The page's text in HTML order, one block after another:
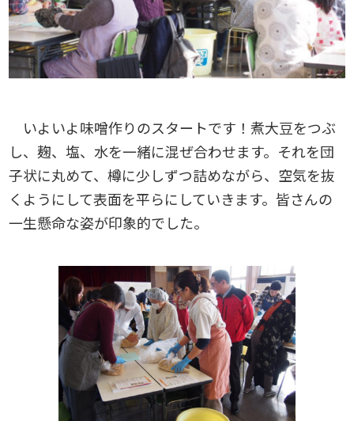
いよいよ味噌作りのスタートです！煮大豆をつぶ
し、麹、塩、水を一緒に混ぜ合わせます。それを団
子状に丸めて、樽に少しずつ詰めながら、空気を抜
くようにして表面を平らにしていきます。皆さんの
一生懸命な姿が印象的でした。